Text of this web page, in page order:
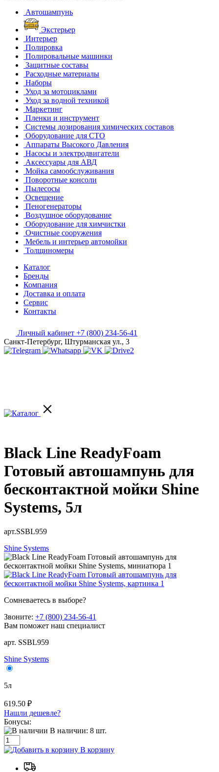
Автошампунь
Экстерьер
Интерьер
Полировка
Полировальные машинки
Защитные составы
Расходные материалы
Наборы
Уход за мотоциклами
Уход за водной техникой
Маркетинг
Пленки и инструмент
Системы дозирования химических составов
Оборудование для СТО
Аппараты Высокого Давления
Насосы и электродвигатели
Аксессуары для АВД
Мойка самообслуживания
Поворотные консоли
Пылесосы
Освещение
Пеногенераторы
Воздушное оборудование
Оборудование для химчистки
Очистные сооружения
Мебель и интерьер автомойки
Толщиномеры
Каталог
Бренды
Компания
Доставка и оплата
Сервис
Контакты
Личный кабинет +7 (800) 234-56-41
Санкт-Петербург, Штурманская ул., 3
Black Line ReadyFoam
Готовый автошампунь для
бесконтактной мойки Shine
Systems, 5л
арт.SSBL959
Shine Systems
Сомневаетесь в выборе?
Звоните: +7 (800) 234-56-41
Вам поможет наш специалист
арт. SSBL959
Shine Systems
5л
619.50 ₽
Нашли дешевле?
Бонусы:
В наличии: 8 шт.
В корзину